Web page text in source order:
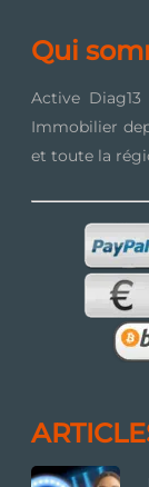
Qui
Active
Immobilier
et toute la